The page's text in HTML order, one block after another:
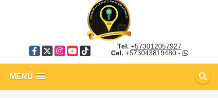
Facebook
X Instagram
YouTube
TikTok
Tel. +573012057927
Cel. +573043819480-
MENÚ